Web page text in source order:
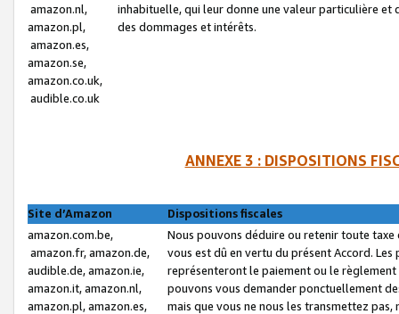
amazon.nl,
amazon.pl,
amazon.es,
amazon.se,
amazon.co.uk,
audible.co.uk
inhabituelle, qui leur donne une valeur particulière
des dommages et intérêts.
ANNEXE 3 : DISPOSITIONS
Site d’Amazon
Dispositions fiscales
amazon.com.be,
amazon.fr, amazon.de,
audible.de, amazon.ie,
amazon.it, amazon.nl,
amazon.pl, amazon.es,
Nous pouvons déduire ou retenir toute
vous est dû en vertu du présent Accord.
représenteront le paiement ou le
pouvons vous demander ponctuellement
mais que vous ne nous les transmettez